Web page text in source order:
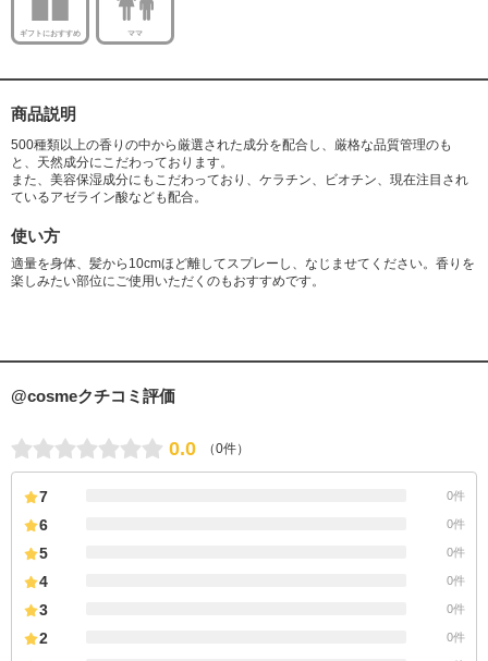
ポリクオタニウム-7、ポリクオタニウム-51、クオタニウム-18、クオタニ
ウム-33(羊毛)、コレステロール(羊毛)、フェノキシエタノール、トリ(カプ
ギフトにおすすめ ママ
商品説明
500種類以上の香りの中から厳選された成分を配合し、厳格な品質管理のも
と、天然成分にこだわっております。
また、美容保湿成分にもこだわっており、ケラチン、ビオチン、現在注目され
ているアゼライン酸なども配合。
使い方
適量を身体、髪から10cmほど離してスプレーし、なじませてください。香りを
楽しみたい部位にご使用いただくのもおすすめです。
@cosmeクチコミ評価
0.0 （0件）
7 0件
6 0件
5 0件
4 0件
3 0件
2 0件